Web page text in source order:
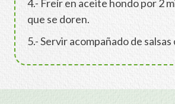
4.- Freír en aceite hondo por 2
que se doren.
5.- Servir acompañado de salsas